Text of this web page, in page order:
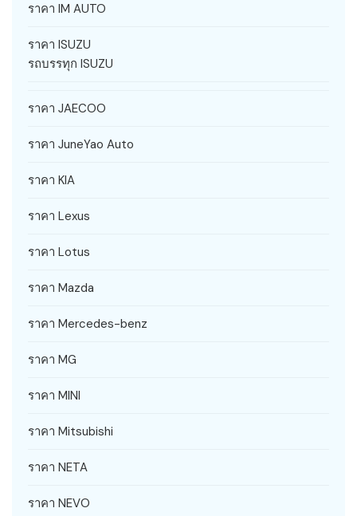
ราคา IM AUTO
ราคา ISUZU
รถบรรทุก ISUZU
ราคา JAECOO
ราคา JuneYao Auto
ราคา KIA
ราคา Lexus
ราคา Lotus
ราคา Mazda
ราคา Mercedes-benz
ราคา MG
ราคา MINI
ราคา Mitsubishi
ราคา NETA
ราคา NEVO